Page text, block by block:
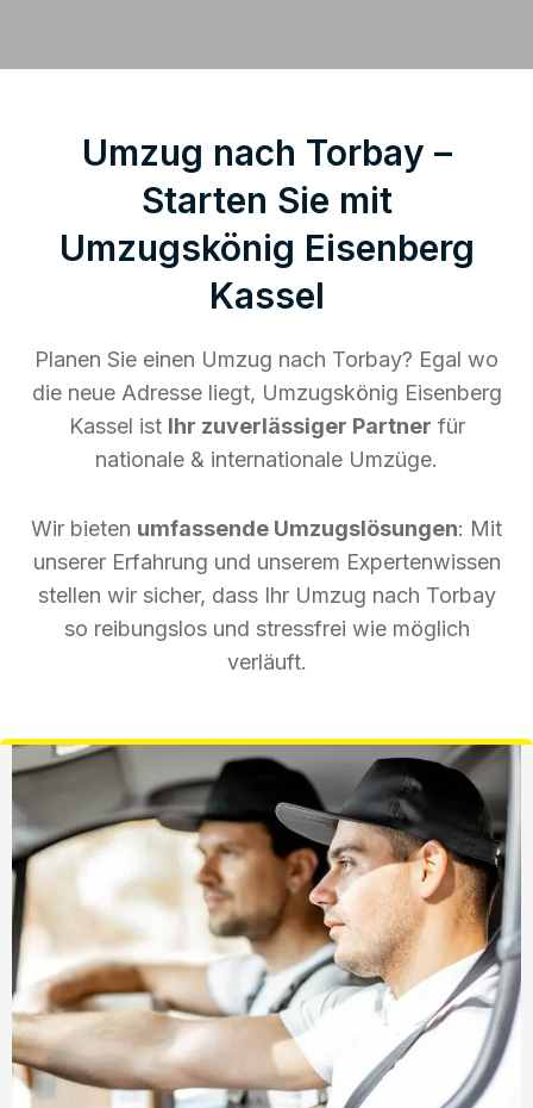
Umzug nach Torbay –
Starten Sie mit
Umzugskönig Eisenberg
Kassel
Planen Sie einen Umzug nach Torbay? Egal wo
die neue Adresse liegt, Umzugskönig Eisenberg
Kassel ist Ihr zuverlässiger Partner für
nationale & internationale Umzüge.
Wir bieten umfassende Umzugslösungen: Mit
unserer Erfahrung und unserem Expertenwissen
stellen wir sicher, dass Ihr Umzug nach Torbay
so reibungslos und stressfrei wie möglich
verläuft.